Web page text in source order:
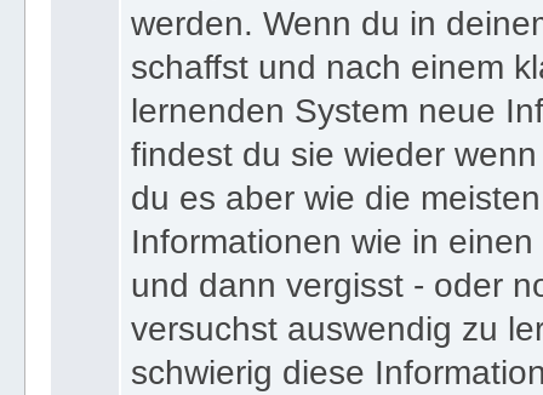
werden. Wenn du in
schaffst und nach einem
lernenden System neue
findest du sie wieder
du es aber wie die
Informationen wie in
und dann vergisst - oder
versuchst auswendig zu
schwierig diese